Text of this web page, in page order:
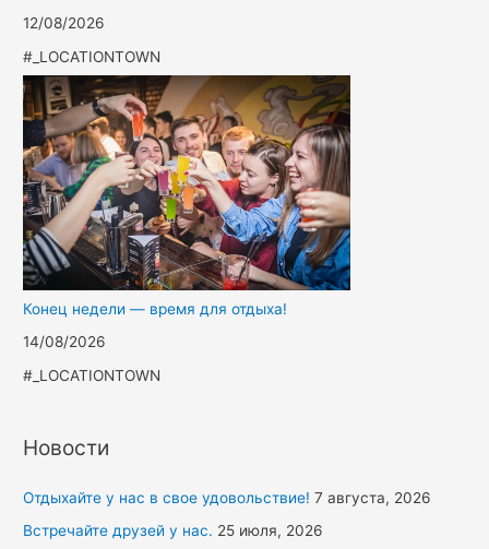
12/08/2026
#_LOCATIONTOWN
Конец недели — время для отдыха!
14/08/2026
#_LOCATIONTOWN
Новости
Отдыхайте у нас в свое удовольствие! 7 августа, 2026
Встречайте друзей у нас. 25 июля, 2026